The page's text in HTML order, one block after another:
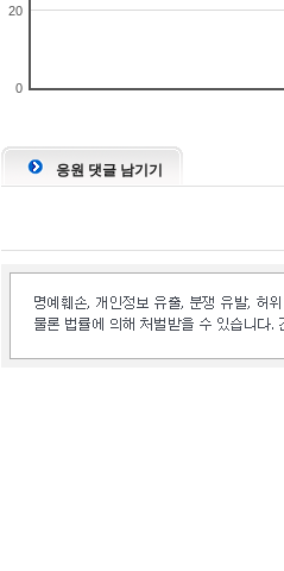
0
20
응원 댓글 남기기